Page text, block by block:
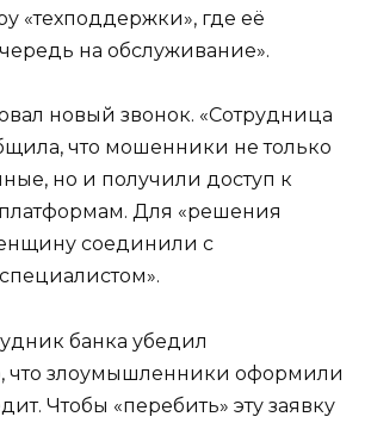
«техподдержки», где её
на обслуживание».
новый звонок. «Сотрудница
что мошенники не только
но и получили доступ к
Для «решения
соединили с
банка убедил
что злоумышленники оформили
Чтобы «перебить» эту заявку